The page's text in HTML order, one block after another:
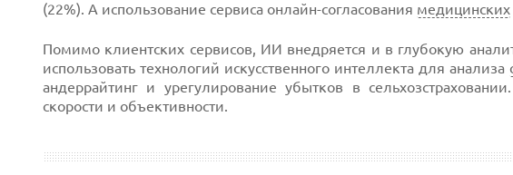
(22%). А использование сервиса онлайн-согласования медицинских
Помимо клиентских сервисов, ИИ внедряется и в глубокую
использовать технологий искусственного интеллекта для анализа
андеррайтинг и урегулирование убытков в
скорости и объективности.